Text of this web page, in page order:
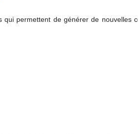
qui permettent de générer de nouvelles